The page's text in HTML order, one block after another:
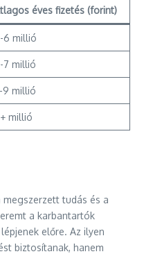
éves fizetés (forint)
6 millió
7 millió
9 millió
millió
tudás és a
a karbantartók
előre. Az ilyen
biztosítanak, hanem